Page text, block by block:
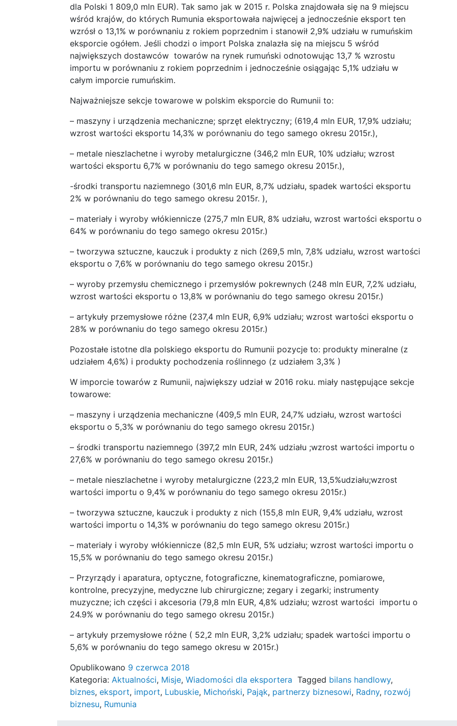
dla Polski 1 809,0 mln EUR). Tak samo jak w 2015 r. Polska znajdowała się na 9 miejscu
wśród krajów, do których Rumunia eksportowała najwięcej a jednocześnie eksport ten
wzrósł o 13,1% w porównaniu z rokiem poprzednim i stanowił 2,9% udziału w rumuńskim
eksporcie ogółem. Jeśli chodzi o import Polska znalazła się na miejscu 5 wśród
największych dostawców towarów na rynek rumuński odnotowując 13,7 % wzrostu
importu w porównaniu z rokiem poprzednim i jednocześnie osiągając 5,1% udziału w
całym imporcie rumuńskim.
Najważniejsze sekcje towarowe w polskim eksporcie do Rumunii to:
– maszyny i urządzenia mechaniczne; sprzęt elektryczny; (619,4 mln EUR, 17,9% udziału;
wzrost wartości eksportu 14,3% w porównaniu do tego samego okresu 2015r.),
– metale nieszlachetne i wyroby metalurgiczne (346,2 mln EUR, 10% udziału; wzrost
wartości eksportu 6,7% w porównaniu do tego samego okresu 2015r.),
-środki transportu naziemnego (301,6 mln EUR, 8,7% udziału, spadek wartości eksportu
2% w porównaniu do tego samego okresu 2015r. ),
– materiały i wyroby włókiennicze (275,7 mln EUR, 8% udziału, wzrost wartości eksportu o
64% w porównaniu do tego samego okresu 2015r.)
– tworzywa sztuczne, kauczuk i produkty z nich (269,5 mln, 7,8% udziału, wzrost wartości
eksportu o 7,6% w porównaniu do tego samego okresu 2015r.)
– wyroby przemysłu chemicznego i przemysłów pokrewnych (248 mln EUR, 7,2% udziału,
wzrost wartości eksportu o 13,8% w porównaniu do tego samego okresu 2015r.)
– artykuły przemysłowe różne (237,4 mln EUR, 6,9% udziału; wzrost wartości eksportu o
28% w porównaniu do tego samego okresu 2015r.)
Pozostałe istotne dla polskiego eksportu do Rumunii pozycje to: produkty mineralne (z
udziałem 4,6%) i produkty pochodzenia roślinnego (z udziałem 3,3% )
W imporcie towarów z Rumunii, największy udział w 2016 roku. miały następujące sekcje
towarowe:
– maszyny i urządzenia mechaniczne (409,5 mln EUR, 24,7% udziału, wzrost wartości
eksportu o 5,3% w porównaniu do tego samego okresu 2015r.)
– środki transportu naziemnego (397,2 mln EUR, 24% udziału ;wzrost wartości importu o
27,6% w porównaniu do tego samego okresu 2015r.)
– metale nieszlachetne i wyroby metalurgiczne (223,2 mln EUR, 13,5%udziału;wzrost
wartości importu o 9,4% w porównaniu do tego samego okresu 2015r.)
– tworzywa sztuczne, kauczuk i produkty z nich (155,8 mln EUR, 9,4% udziału, wzrost
wartości importu o 14,3% w porównaniu do tego samego okresu 2015r.)
– materiały i wyroby włókiennicze (82,5 mln EUR, 5% udziału; wzrost wartości importu o
15,5% w porównaniu do tego samego okresu 2015r.)
– Przyrządy i aparatura, optyczne, fotograficzne, kinematograficzne, pomiarowe,
kontrolne, precyzyjne, medyczne lub chirurgiczne; zegary i zegarki; instrumenty
muzyczne; ich części i akcesoria (79,8 mln EUR, 4,8% udziału; wzrost wartości importu o
24.9% w porównaniu do tego samego okresu 2015r.)
– artykuły przemysłowe różne ( 52,2 mln EUR, 3,2% udziału; spadek wartości importu o
5,6% w porównaniu do tego samego okresu w 2015r.)
Opublikowano 9 czerwca 2018
Kategoria: Aktualności, Misje, Wiadomości dla eksportera Tagged bilans handlowy,
biznes, eksport, import, Lubuskie, Michoński, Pająk, partnerzy biznesowi, Radny, rozwój
biznesu, Rumunia